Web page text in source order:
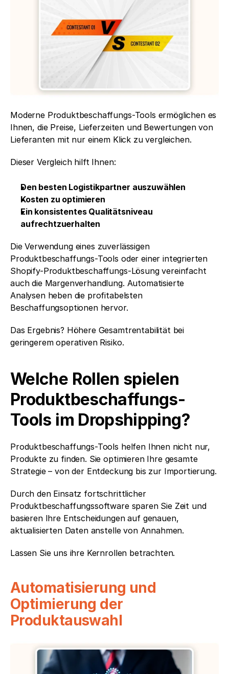
Moderne Produktbeschaffungs-Tools ermöglichen es
Ihnen, die Preise, Lieferzeiten und Bewertungen von
Lieferanten mit nur einem Klick zu vergleichen.
Dieser Vergleich hilft Ihnen:
Den besten Logistikpartner auszuwählen
Kosten zu optimieren
Ein konsistentes Qualitätsniveau
aufrechtzuerhalten
Die Verwendung eines zuverlässigen
Produktbeschaffungs-Tools oder einer integrierten
Shopify-Produktbeschaffungs-Lösung vereinfacht
auch die Margenverhandlung. Automatisierte
Analysen heben die profitabelsten
Beschaffungsoptionen hervor.
Das Ergebnis? Höhere Gesamtrentabilität bei
geringerem operativen Risiko.
Welche Rollen spielen
Produktbeschaffungs-
Tools im Dropshipping?
Produktbeschaffungs-Tools helfen Ihnen nicht nur,
Produkte zu finden. Sie optimieren Ihre gesamte
Strategie – von der Entdeckung bis zur Importierung.
Durch den Einsatz fortschrittlicher
Produktbeschaffungssoftware sparen Sie Zeit und
basieren Ihre Entscheidungen auf genauen,
aktualisierten Daten anstelle von Annahmen.
Lassen Sie uns ihre Kernrollen betrachten.
Automatisierung und
Optimierung der
Produktauswahl